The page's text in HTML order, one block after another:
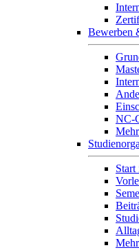
Bewerben
NC-
Start